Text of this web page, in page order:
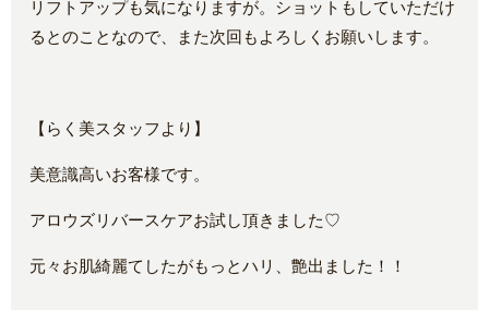
リフトアップも気になりますが。ショットもしていただけ
るとのことなので、また次回もよろしくお願いします。
【らく美スタッフより】
美意識高いお客様です。
アロウズリバースケアお試し頂きました♡
元々お肌綺麗てしたがもっとハリ、艶出ました！！